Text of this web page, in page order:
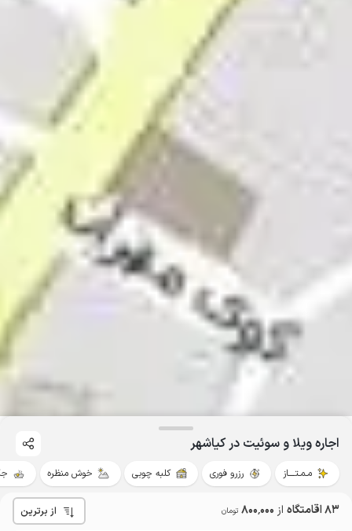
اجاره ویلا و سوئیت در کیاشهر
مـمـتــــاز رزرو فوری کلبه چوبی خوش منظره
83 اقامتگاه از 800٬000 تومان از برترین